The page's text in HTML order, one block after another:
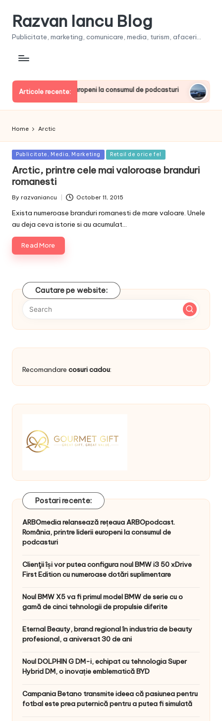
Razvan Iancu Blog
Publicitate, marketing, comunicare, media, turism, afaceri...
Articole recente:
printre liderii europeni la consumul de podcasturi Clienţii
June 20,
Home Arctic
Posted
Publicitate, Media, Marketing Retail de orice fel
Arctic, printre cele mai valoroase branduri
romanesti
Posted
By razvaniancu October 11, 2015
Exista numeroase branduri romanesti de mare valoare. Unele
au deja ceva istorie si au acumulat…
Read More
Cautare pe website:
Recomandare cosuri cadou:
Postari recente:
ARBOmedia relansează rețeaua ARBOpodcast.
România, printre liderii europeni la consumul de
podcasturi
Clienţii își vor putea configura noul BMW i3 50 xDrive
First Edition cu numeroase dotări suplimentare
Noul BMW X5 va fi primul model BMW de serie cu o
gamă de cinci tehnologii de propulsie diferite
Eternal Beauty, brand regional în industria de beauty
profesional, a aniversat 30 de ani
Noul DOLPHIN G DM-i, echipat cu tehnologia Super
Hybrid DM, o inovație emblematică BYD
Campania Betano transmite ideea că pasiunea pentru
fotbal este prea puternică pentru a putea fi simulată